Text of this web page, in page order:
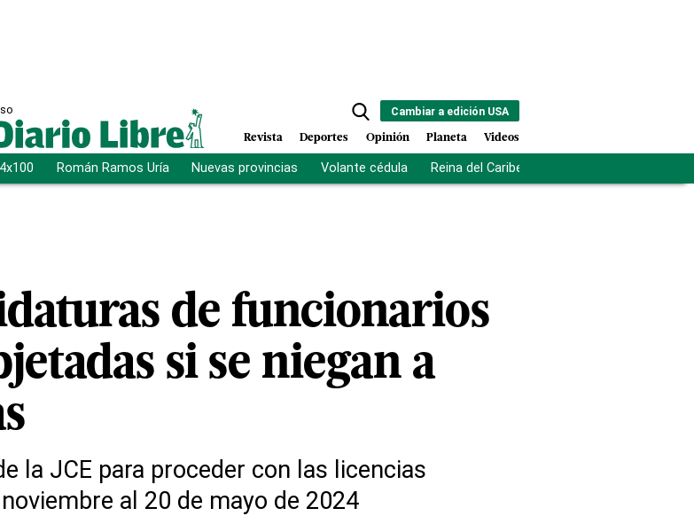
Cambiar a edición USA
Revista Deportes Opinión Planeta Videos
Román Ramos Uría Nuevas provincias Volante cédula Reina del Caribe
de funcionarios
si se niegan a
la JCE para proceder con las licencias
al 20 de mayo de 2024